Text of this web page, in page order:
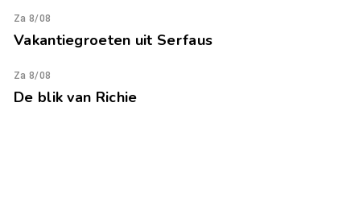
Za 8/08
Vakantiegroeten uit Serfaus
Za 8/08
De blik van Richie